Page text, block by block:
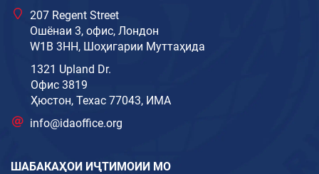
207 Regent Street
Ошёнаи 3, офис, Лондон
W1B 3HH, Шоҳигарии Муттаҳида
1321 Upland Dr.
Офис 3819
Ҳюстон, Техас 77043, ИМА
info@idaoffice.org
ШАБАКАҲОИ ИҶТИМОИИ МО